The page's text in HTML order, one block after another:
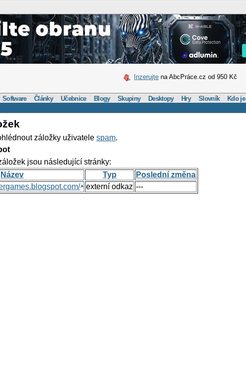
Inzerujte na AbcPráce.cz od 950 Kč
Software Články Učebnice Blogy Skupiny Desktopy Hry Slovník Kdo je
záložky uživatelespam.
jsou následující stránky:
Název
Typ
Poslední změna
externí odkaz ---